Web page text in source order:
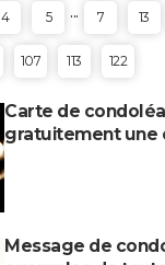
4 5 ... 7 13
107 113 122
Carte de
gratuitement une
Message de